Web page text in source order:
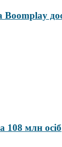
Boomplay
108 млн осіб